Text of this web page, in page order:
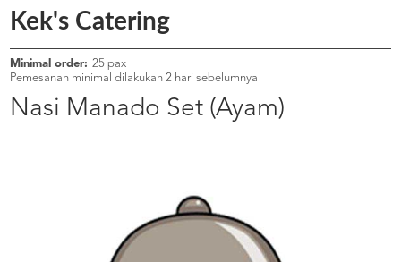
OUR
COMPANY
KATA
MEREKA
KATALOG
Kek's Catering
Minimal order: 25 pax
Pemesanan minimal dilakukan 2 hari sebelumnya
Nasi Manado Set (Ayam)